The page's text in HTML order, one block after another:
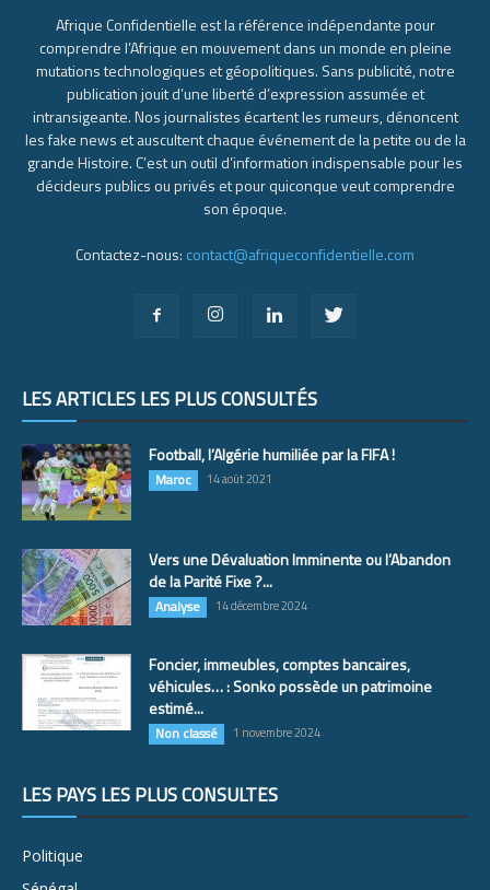
Afrique Confidentielle est la référence indépendante pour
comprendre l’Afrique en mouvement dans un monde en pleine
mutations technologiques et géopolitiques. Sans publicité, notre
publication jouit d’une liberté d’expression assumée et
intransigeante. Nos journalistes écartent les rumeurs, dénoncent
les fake news et auscultent chaque événement de la petite ou de la
grande Histoire. C’est un outil d’information indispensable pour les
décideurs publics ou privés et pour quiconque veut comprendre
son époque.
Contactez-nous: contact@afriqueconfidentielle.com
LES ARTICLES LES PLUS CONSULTÉS
Football, l’Algérie humiliée par la FIFA !
Maroc 14 août 2021
Vers une Dévaluation Imminente ou l’Abandon
de la Parité Fixe ?...
Analyse 14 décembre 2024
Foncier, immeubles, comptes bancaires,
véhicules… : Sonko possède un patrimoine
estimé...
Non classé 1 novembre 2024
LES PAYS LES PLUS CONSULTÉS
Politique